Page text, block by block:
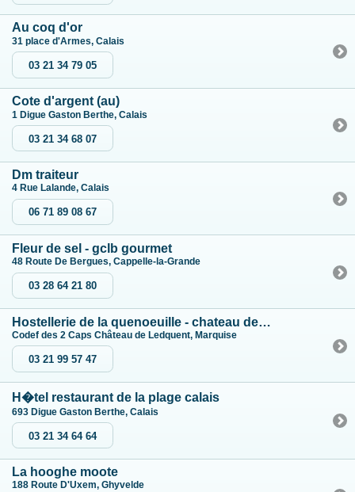
Au coq d'or
31 place d'Armes, Calais
03 21 34 79 05
Cote d'argent (au)
1 Digue Gaston Berthe, Calais
03 21 34 68 07
Dm traiteur
4 Rue Lalande, Calais
06 71 89 08 67
Fleur de sel - gclb gourmet
48 Route De Bergues, Cappelle-la-Grande
03 28 64 21 80
Hostellerie de la quenoeuille - chateau de ledquent
Codef des 2 Caps Château de Ledquent, Marquise
03 21 99 57 47
H�tel restaurant de la plage calais
693 Digue Gaston Berthe, Calais
03 21 34 64 64
La hooghe moote
188 Route D'Uxem, Ghyvelde